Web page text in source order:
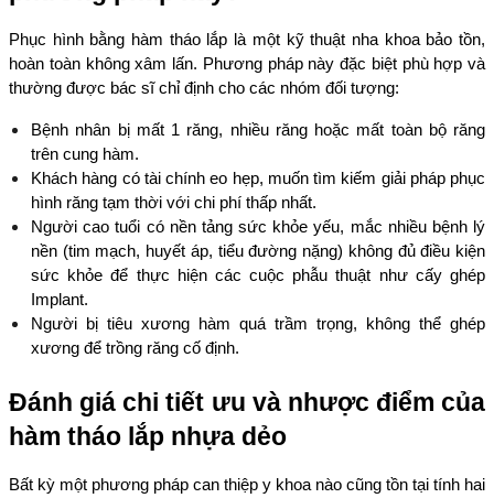
Phục hình bằng hàm tháo lắp là một kỹ thuật nha khoa bảo tồn,
hoàn toàn không xâm lấn. Phương pháp này đặc biệt phù hợp và
thường được bác sĩ chỉ định cho các nhóm đối tượng:
Bệnh nhân bị mất 1 răng, nhiều răng hoặc mất toàn bộ răng
trên cung hàm.
Khách hàng có tài chính eo hẹp, muốn tìm kiếm giải pháp phục
hình răng tạm thời với chi phí thấp nhất.
Người cao tuổi có nền tảng sức khỏe yếu, mắc nhiều bệnh lý
nền (tim mạch, huyết áp, tiểu đường nặng) không đủ điều kiện
sức khỏe để thực hiện các cuộc phẫu thuật như cấy ghép
Implant.
Người bị tiêu xương hàm quá trầm trọng, không thể ghép
xương để trồng răng cố định.
Đánh giá chi tiết ưu và nhược điểm của
hàm tháo lắp nhựa dẻo
Bất kỳ một phương pháp can thiệp y khoa nào cũng tồn tại tính hai